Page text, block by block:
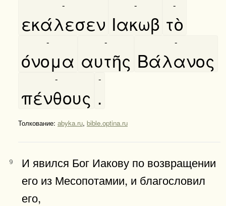
εκάλεσεν
-
Ιακωβ
-
τὸ
-
όνομα
-
αυτῆς
-
Βάλανος
-
πένθους
-
.
-
Толкование: abyka.ru, bible.optina.ru
9
И явился Бог Иакову по возвращении
его из Месопотамии, и благословил
его,